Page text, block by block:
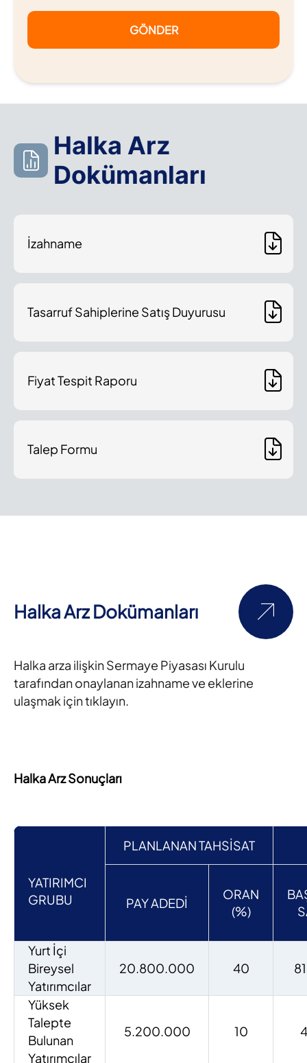
GÖNDER
Halka Arz
Dokümanları
İzahname
Tasarruf Sahiplerine Satış Duyurusu
Fiyat Tespit Raporu
Talep Formu
Halka Arz Dokümanları
Halka arza ilişkin Sermaye Piyasası Kurulu
tarafından onaylanan izahname ve eklerine
ulaşmak için tıklayın.
Halka Arz Sonuçları
YATIRIMCI
GRUBU
PLANLANAN TAHSİSAT
PAY ADEDİ
ORAN
(%)
Yurt İçi
Bireysel
Yatırımcılar
20.800.000 40
Yüksek
Talepte
Bulunan
Yatırımcılar
5.200.000 10